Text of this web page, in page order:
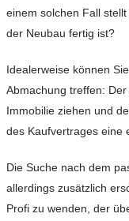
einem solchen Fall
der Neubau fertig ist?
Idealerweise können
Abmachung treffen:
Immobilie ziehen und
des Kaufvertrages eine
Die Suche nach dem
allerdings zusätzlich
Profi zu wenden, der